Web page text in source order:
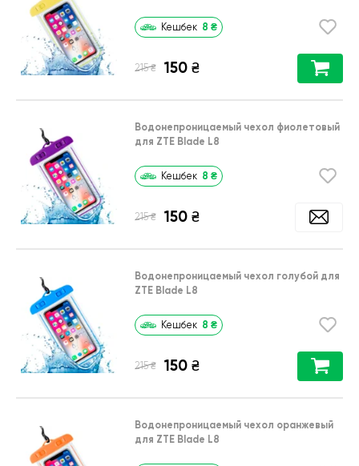
Кешбек 8 ₴
215 ₴ 150 ₴
Водонепроницаемый чехол фиолетовый
для ZTE Blade L8
Кешбек 8 ₴
215 ₴ 150 ₴
Водонепроницаемый чехол голубой для
ZTE Blade L8
Кешбек 8 ₴
215 ₴ 150 ₴
Водонепроницаемый чехол оранжевый
для ZTE Blade L8